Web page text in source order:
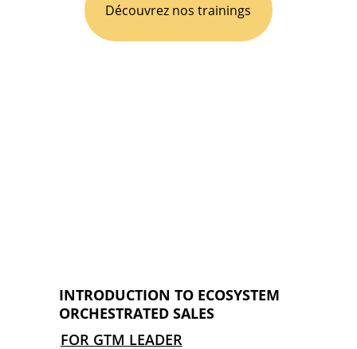
Découvrez nos trainings
INTRODUCTION TO ECOSYSTEM
ORCHESTRATED SALES
FOR GTM LEADER